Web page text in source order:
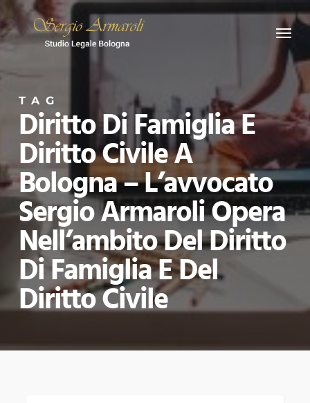
Skip
to
content
Menu
TAG
Diritto Di Famiglia E
Diritto Civile A
Bologna – L’avvocato
Sergio Armaroli Opera
Nell’ambito Del Diritto
Di Famiglia E Del
Diritto Civile